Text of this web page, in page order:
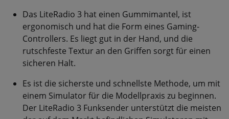
Das LiteRadio 3 hat einen Gummimantel, ist
ergonomisch und hat die Form eines Gaming-
Controllers. Es liegt gut in der Hand, und die
rutschfeste Textur an den Griffen sorgt für einen
sicheren Halt.
Es ist die sicherste und schnellste Methode, um mit
einem Simulator für die Modellpraxis zu beginnen.
Der LiteRadio 3 Funksender unterstützt die meisten